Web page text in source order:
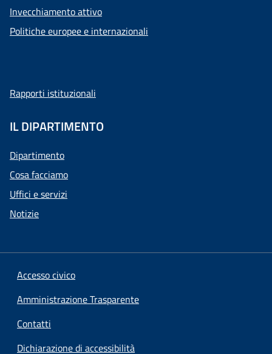
Invecchiamento attivo
Politiche europee e internazionali
Rapporti istituzionali
IL DIPARTIMENTO
Dipartimento
Cosa facciamo
Uffici e servizi
Notizie
Accesso civico
Amministrazione Trasparente
Contatti
Dichiarazione di accessibilità